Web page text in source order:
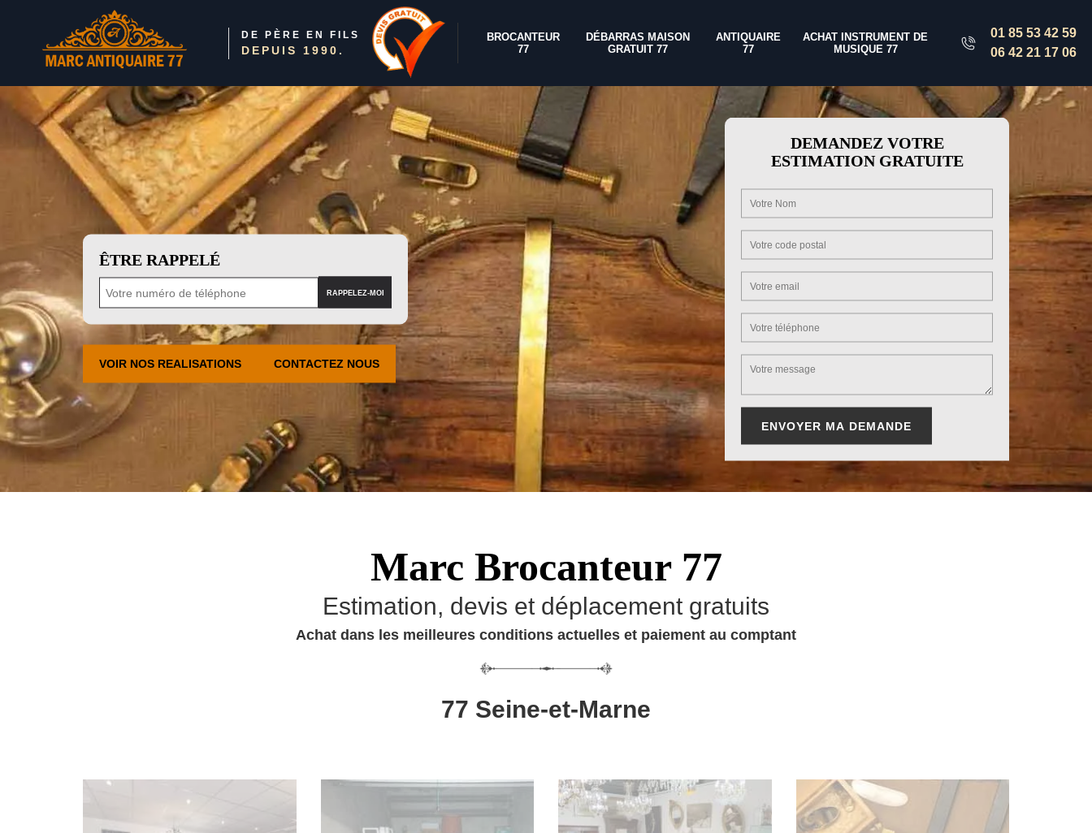
DE PÈRE EN FILS
DEPUIS 1990.
BROCANTEUR
77
DÉBARRAS MAISON
GRATUIT 77
ANTIQUAIRE
77
ACHAT INSTRUMENT DE
MUSIQUE 77
01 85 53 42 59
06 42 21 17 06
ÊTRE RAPPELÉ
VOIR NOS REALISATIONS CONTACTEZ NOUS
DEMANDEZ VOTRE
ESTIMATION GRATUITE
Marc Brocanteur 77
Estimation, devis et déplacement gratuits
Achat dans les meilleures conditions actuelles et paiement au comptant
77 Seine-et-Marne